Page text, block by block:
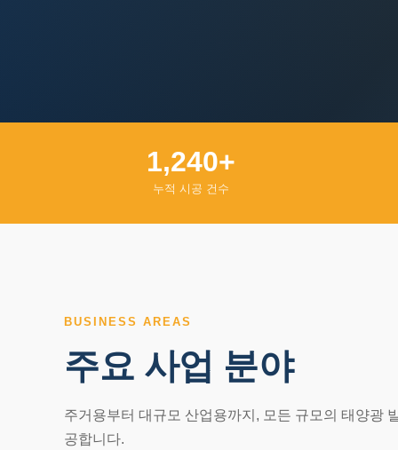
1,240+
누적 시공 건수
BUSINESS AREAS
주요 사업 분야
주거용부터 대규모 산업용까지, 모든 규모의 태양광
공합니다.